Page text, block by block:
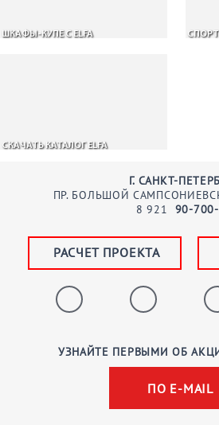
ШКАФЫ-КУПЕ С ELFA
СКАЧАТЬ КАТАЛОГ ELFA
Г. САНКТ-
ПР. БОЛЬШОЙ
8921 90-
РАСЧЕТ ПРОЕКТА
УЗНАЙТЕ ПЕРВЫМИ ОБ
ПО E-MAIL